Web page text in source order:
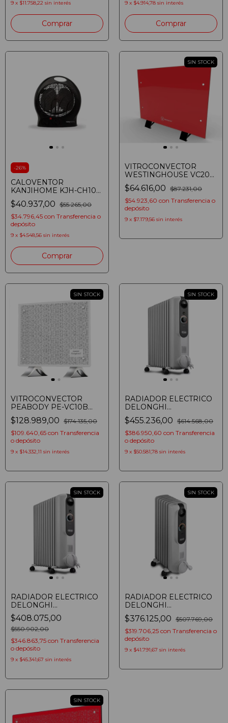
9 x $11.758,22 sin interés 9 x $4.914,78 sin interés
Comprar
-26%
CALOVENTOR
KANJIHOME KJH-CH103
REDONDO NEGRO
(8107370149505)
$40.937,00 $55.265,00
$34.796,45 con Transferencia o
depósito
9 x $4.548,56 sin interés
Comprar
SIN STOCK
VITROCONVECTOR
WESTINGHOUSE VC20
2000W CALEFACTOR
ROJO
$64.616,00 $87.231,00
$54.923,60 con Transferencia o
depósito
9 x $7.179,56 sin interés
SIN STOCK
VITROCONVECTOR
PEABODY PE-VC10B
BLANCO 1000W
CALEFACTOR
$128.989,00 $174.135,00
$109.640,65 con Transferencia
o depósito
9 x $14.332,11 sin interés
SIN STOCK
RADIADOR ELECTRICO
DELONGHI
EASYTRONIC TRSSE1225
DE ACEITE 2500W
$455.236,00 $614.568,00
$386.950,60 con Transferencia
o depósito
9 x $50.581,78 sin interés
SIN STOCK
RADIADOR ELECTRICO
DELONGHI
EASYTRONIC
TRSSE0920 DE ACEITE
2000W
$408.075,00
$550.902,00
$346.863,75 con Transferencia
o depósito
9 x $45.341,67 sin interés
SIN STOCK
RADIADOR ELECTRICO
DELONGHI
EASYTRONIC TRSSE0715
DE ACEITE 1500W
$376.125,00 $507.769,00
$319.706,25 con Transferencia o
depósito
9 x $41.791,67 sin interés
SIN STOCK